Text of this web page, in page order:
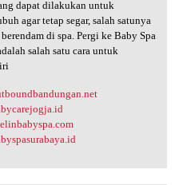
dapat
dapat dilakukan untuk
agar tetap segar, salah satunya
di spa. Pergi ke Baby Spa
salah satu cara untuk